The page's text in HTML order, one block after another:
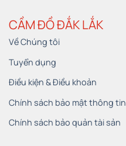
CẦM ĐỒ ĐẮK LẮK
Về Chúng tôi
Tuyển dụng
Điều kiện & Điều khoản
Chính sách bảo mật thông tin
Chính sách bảo quản tài sản